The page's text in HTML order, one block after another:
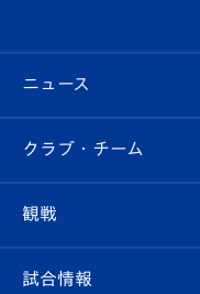
ニュース
すべて
クラブ
クラブ・チーム
観戦
観戦ルール
試合情報